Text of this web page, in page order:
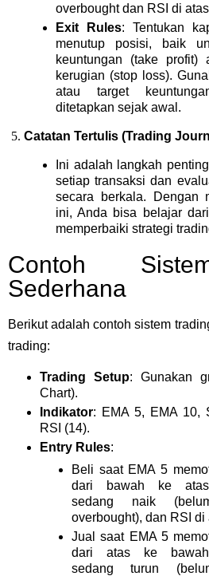
overbought dan RSI di
Exit Rules: Tentukan
menutup posisi, baik
keuntungan (take profit)
kerugian (stop loss).
atau target
ditetapkan sejak awal.
Catatan Tertulis (Trading
Ini adalah langkah
setiap transaksi dan
secara berkala. Dengan
ini, Anda bisa belajar
memperbaiki strategi
Contoh
Sederhana
Berikut adalah contoh sistem
trading:
Trading Setup: Gunakan
Chart).
Indikator: EMA 5, EMA 10,
RSI (14).
Entry Rules:
Beli saat EMA 5
dari bawah ke
sedang naik
overbought), dan RSI di
Jual saat EMA 5
dari atas ke
sedang turun